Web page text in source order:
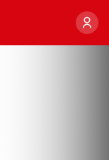
Paylaş